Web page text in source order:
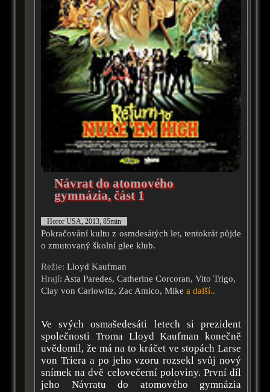
Návrat do atomového
gymnázia, část 1
Horor USA, 2013, 85min
Pokračování kultu z osmdesátých let, tentokrát půjde
o zmutovaný školní glee klub.
Režie: Lloyd Kaufman
Hrají: Asta Paredes, Catherine Corcoran, Vito Trigo,
Clay von Carlowitz, Zac Amico, Mike a další..
Ve svých osmašedesáti letech si prezident
společnosti Troma Lloyd Kaufman konečně
uvědomil, že má na to kráčet ve stopách Larse
von Triera a po jeho vzoru rozsekl svůj nový
snímek na dvě celovečerní poloviny. První díl
jeho Návratu do atomového gymnázia